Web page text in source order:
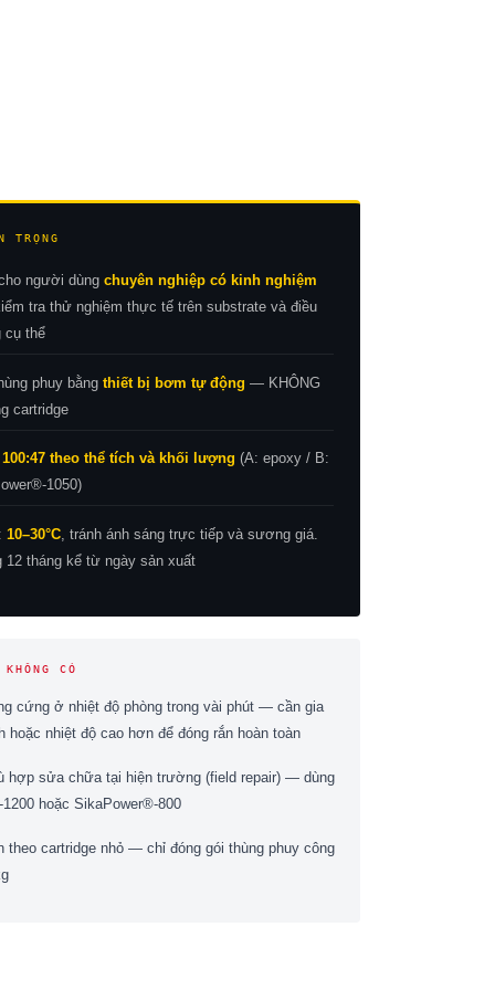
TRỌNG
người dùng chuyên nghiệp có kinh nghiệm
tra thử nghiệm thực tế trên substrate và điều
cụ thể
phuy bằng thiết bị bơm tự động — KHÔNG
cartridge
100:47 theo thể tích và khối lượng (A: epoxy / B:
1050)
10–30°C, tránh ánh sáng trực tiếp và sương giá.
12 tháng kể từ ngày sản xuất
CÓ
cứng ở nhiệt độ phòng trong vài phút — cần gia
hoặc nhiệt độ cao hơn để đóng rắn hoàn toàn
hợp sửa chữa tại hiện trường (field repair) — dùng
hoặc SikaPower®-800
theo cartridge nhỏ — chỉ đóng gói thùng phuy công